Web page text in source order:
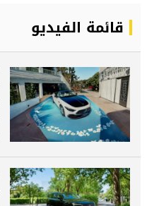
قائمة الفيديو